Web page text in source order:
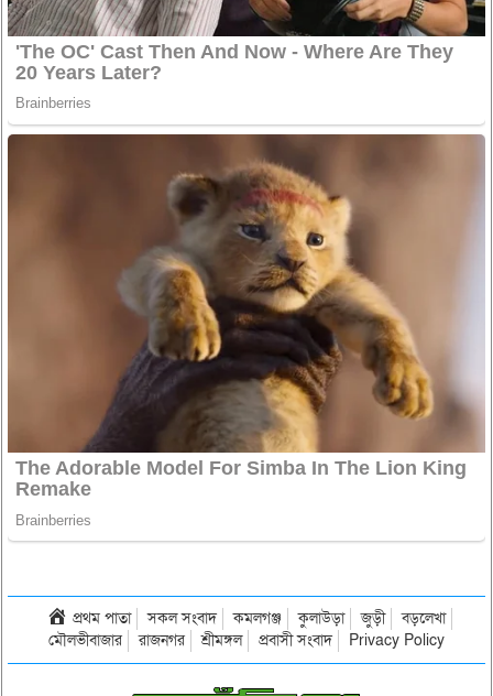
প্রথম পাতা সকল সংবাদ কমলগঞ্জ কুলাউড়া জুড়ী
বড়লেখা
মৌলভীবাজার
রাজনগর শ্রীমঙ্গল প্রবাসী সংবাদ Privacy Policy